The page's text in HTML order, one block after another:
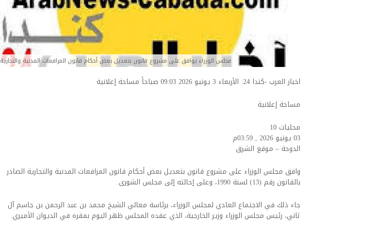
مجلس الوزراء يوافق على مشروع قانون بتعديل بعض أحكام قانون المرافعات المدنية والتجارية
اخبار العرب -كندا 24: الأربعاء 3 يونيو 2026 09:03 صباحاً مساحة إعلانية
مساحة إعلانية
محليات10
03 يونيو 2026 , 03:59م
الدوحة – موقع الشرق
وافق مجلس الوزراء على مشروع قانون بتعديل بعض أحكام قانون المرافعات المدنية والتجارية الصادر
بالقانون رقم (13) لسنة 1990، وعلى إحالته إلى مجلس الشورى.
جاء ذلك في الاجتماع العادي لمجلس الوزراء، برئاسة معالي الشيخ محمد بن عبد الرحمن بن جاسم آل
ثاني، رئيس مجلس الوزراء وزير الخارجية، الذي عقده المجلس ظهر اليوم بمقره في الديوان الأميري.